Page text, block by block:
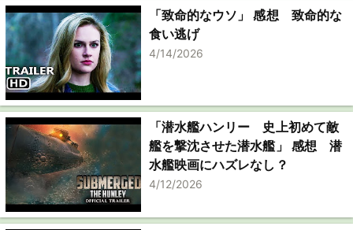
「致命的なウソ」 感想 致命的な
食い逃げ
4/14/2026
「潜水艦ハンリー 史上初めて敵
艦を撃沈させた潜水艦」 感想 潜
水艦映画にハズレなし？
4/12/2026